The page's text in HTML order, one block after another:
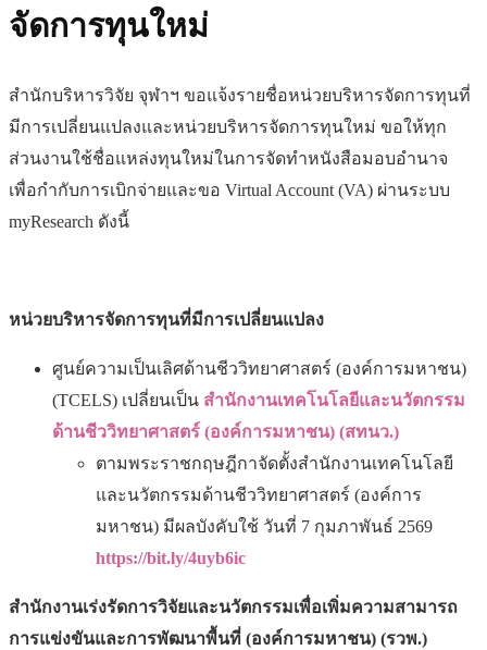
จัดการทุนใหม่
สำนักบริหารวิจัย จุฬาฯ ขอแจ้งรายชื่อหน่วยบริหารจัดการทุนที่
มีการเปลี่ยนแปลงและหน่วยบริหารจัดการทุนใหม่ ขอให้ทุก
ส่วนงานใช้ชื่อแหล่งทุนใหม่ในการจัดทำหนังสือมอบอำนาจ
เพื่อกำกับการเบิกจ่ายและขอ Virtual Account (VA) ผ่านระบบ
myResearch ดังนี้
หน่วยบริหารจัดการทุนที่มีการเปลี่ยนแปลง
ศูนย์ความเป็นเลิศด้านชีววิทยาศาสตร์ (องค์การมหาชน)
(TCELS) เปลี่ยนเป็น สำนักงานเทคโนโลยีและนวัตกรรม
ด้านชีววิทยาศาสตร์ (องค์การมหาชน) (สทนว.)
ตามพระราชกฤษฎีกาจัดตั้งสำนักงานเทคโนโลยี
และนวัตกรรมด้านชีววิทยาศาสตร์ (องค์การ
มหาชน) มีผลบังคับใช้ วันที่ 7 กุมภาพันธ์ 2569
https://bit.ly/4uyb6ic
สำนักงานเร่งรัดการวิจัยและนวัตกรรมเพื่อเพิ่มความสามารถ
การแข่งขันและการพัฒนาพื้นที่ (องค์การมหาชน) (รวพ.)